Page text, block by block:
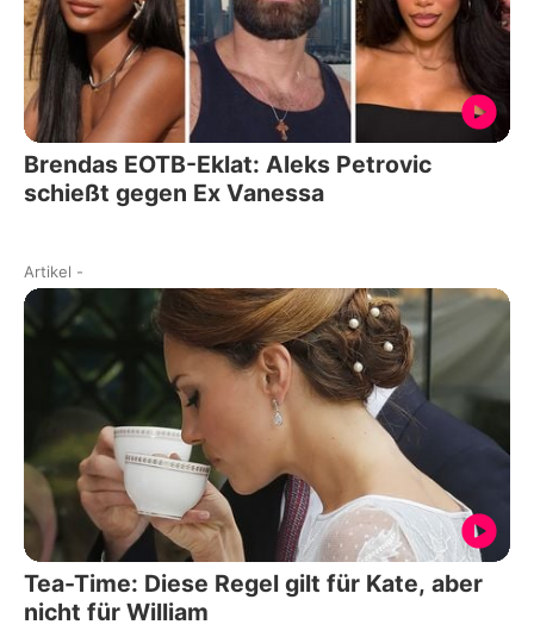
Brendas EOTB-Eklat: Aleks Petrovic
schießt gegen Ex Vanessa
Artikel -
Tea-Time: Diese Regel gilt für Kate, aber
nicht für William